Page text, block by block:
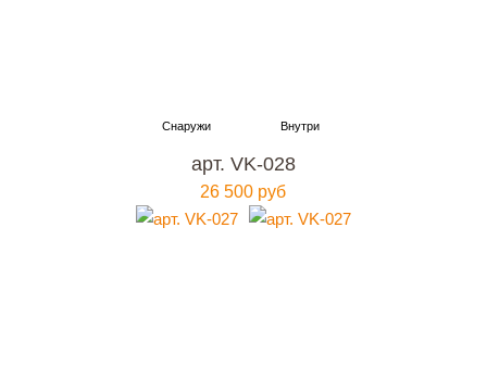
арт. VK-028
26 500 руб